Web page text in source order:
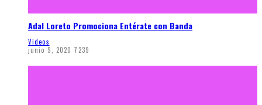
Adal Loreto Promociona Entérate con Banda
Videos
junio 9, 2020 7239